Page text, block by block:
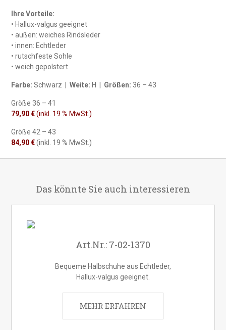
Ihre Vorteile:
• Hallux-valgus geeignet
• außen: weiches Rindsleder
• innen: Echtleder
• rutschfeste Sohle
• weich gepolstert
Farbe:Schwarz |Weite: H | Größen: 36 – 43
Größe 36 – 41
79,90 €(inkl. 19 % MwSt.)
Größe 42 – 43
84,90 €(inkl. 19 % MwSt.)
Das könnte Sie auch interessieren
Art.Nr.: 7-02-1370
Bequeme Halbschuhe aus Echtleder,
Hallux-valgus geeignet.
MEHR ERFAHREN